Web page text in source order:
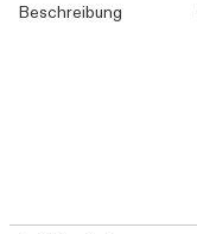
Beschreibung